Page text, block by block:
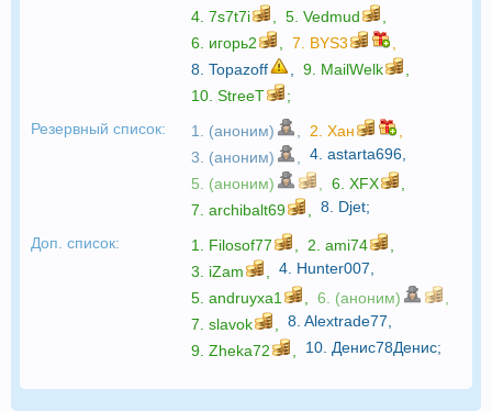
4. 7s7t7i 5. Vedmud
6. игорь2 7. BYS3
8. Topazoff 9. MailWelk
10. StreeT
;
Резервный список:
1. (аноним) 2. Хан
3. (аноним)
4. astarta696
5. (аноним)
6. XFX
7. archibalt69 8. Djet;
Доп. список: 1. Filosof77 2. ami74
3. iZam 4. Hunter007
5. andruyxa1 6. (аноним)
7. slavok 8. Alextrade77
9. Zheka72 10. Денис78Денис;